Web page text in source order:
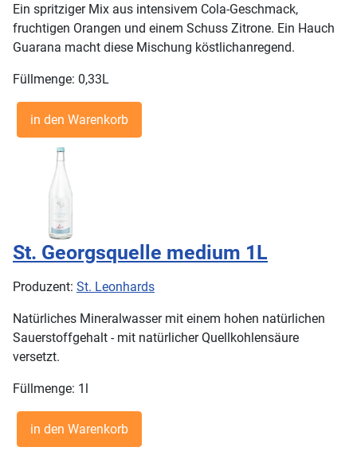
Ein spritziger Mix aus intensivem Cola-Geschmack,
fruchtigen Orangen und einem Schuss Zitrone. Ein Hauch
Guarana macht diese Mischung köstlichanregend.
Füllmenge: 0,33L
St. Georgsquelle medium 1L
Produzent: St. Leonhards
Natürliches Mineralwasser mit einem hohen natürlichen
Sauerstoffgehalt - mit natürlicher Quellkohlensäure
versetzt.
Füllmenge: 1l